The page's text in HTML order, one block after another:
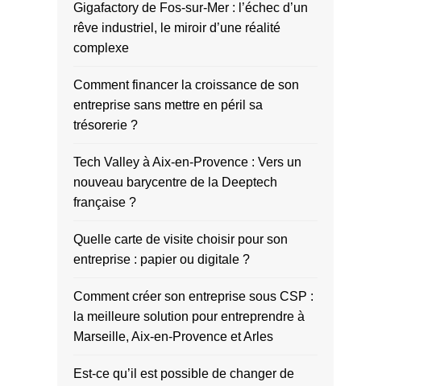
Gigafactory de Fos-sur-Mer : l’échec d’un
rêve industriel, le miroir d’une réalité
complexe
Comment financer la croissance de son
entreprise sans mettre en péril sa
trésorerie ?
Tech Valley à Aix-en-Provence : Vers un
nouveau barycentre de la Deeptech
française ?
Quelle carte de visite choisir pour son
entreprise : papier ou digitale ?
Comment créer son entreprise sous CSP :
la meilleure solution pour entreprendre à
Marseille, Aix-en-Provence et Arles
Est-ce qu’il est possible de changer de